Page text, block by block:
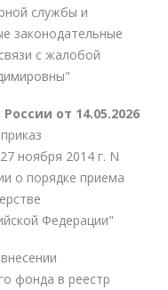
службы и
законодательные
с жалобой
от 14.05.2026
ноября 2014 г. N
о порядке приема
Федерации"
фонда в реестр